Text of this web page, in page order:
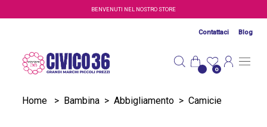
Salta al contenuto principaleBENVENUTI NEL NOSTRO STORE
Contattaci Blog
0
Home > Bambina > Abbigliamento > Camicie